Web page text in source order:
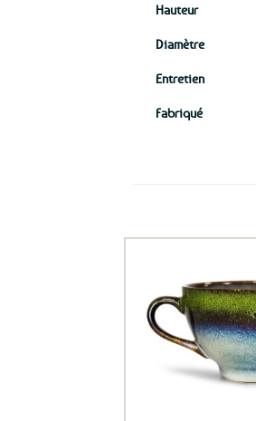
Hauteur
Diamètre
Entretien
Fabriqué